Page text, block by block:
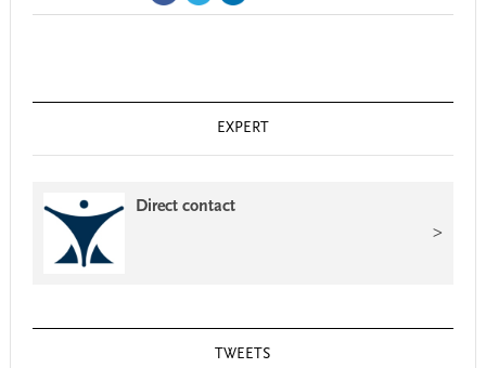
EXPERT
Direct contact
>
TWEETS